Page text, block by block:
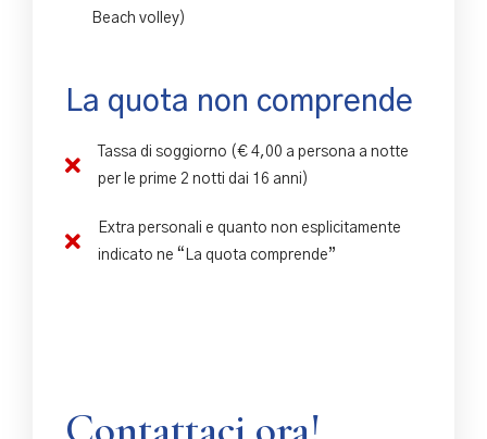
Beach volley)
La quota non comprende
Tassa di soggiorno (€ 4,00 a persona a notte
per le prime 2 notti dai 16 anni)
Extra personali e quanto non esplicitamente
indicato ne “La quota comprende”